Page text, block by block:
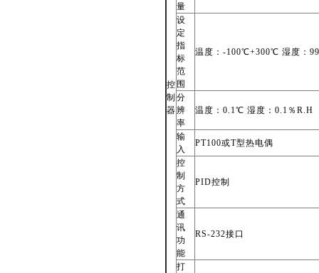
控
制
器
量
设
定
指
标
范
围
温度：-100℃+300℃ 湿度：
分
辨
率
温度：0.1℃ 湿度：0.1％R.H
输
入
PT100或T型热电偶
控
制
方
式
PID控制
通
讯
功
能
RS-232接口
打